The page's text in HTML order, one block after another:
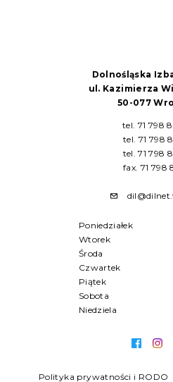
Dolnośląska
ul. Kazimierza
50-077
tel. 71 798
tel. 71 798
tel. 71 798
fax. 71 798
Poniedziałek
Wtorek
Środa
Czwartek
Piątek
Sobota
Niedziela
Polityka prywatności i RODO